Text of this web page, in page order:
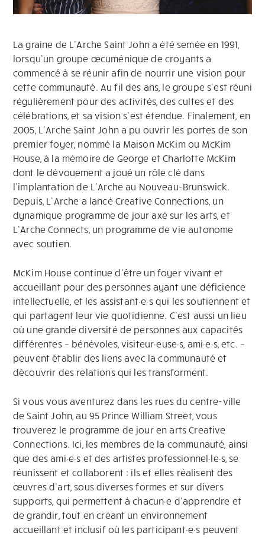
La graine de L’Arche Saint John a été semée en 1991,
lorsqu’un groupe œcuménique de croyants a
commencé à se réunir afin de nourrir une vision pour
cette communauté. Au fil des ans, le groupe s’est réuni
régulièrement pour des activités, des cultes et des
célébrations, et sa vision s’est étendue. Finalement, en
2005, L’Arche Saint John a pu ouvrir les portes de son
premier foyer, nommé la Maison McKim ou McKim
House, à la mémoire de George et Charlotte McKim
dont le dévouement a joué un rôle clé dans
l’implantation de L’Arche au Nouveau-Brunswick.
Depuis, L’Arche a lancé Creative Connections, un
dynamique programme de jour axé sur les arts, et
L’Arche Connects, un programme de vie autonome
avec soutien.
McKim House continue d’être un foyer vivant et
accueillant pour des personnes ayant une déficience
intellectuelle, et les assistant·e·s qui les soutiennent et
qui partagent leur vie quotidienne. C’est aussi un lieu
où une grande diversité de personnes aux capacités
différentes – bénévoles, visiteur·euse·s, ami·e·s, etc. –
peuvent établir des liens avec la communauté et
découvrir des relations qui les transforment.
Si vous vous aventurez dans les rues du centre-ville
de Saint John, au 95 Prince William Street, vous
trouverez le programme de jour en arts Creative
Connections. Ici, les membres de la communauté, ainsi
que des ami·e·s et des artistes professionnel·le·s, se
réunissent et collaborent : ils et elles réalisent des
œuvres d’art, sous diverses formes et sur divers
supports, qui permettent à chacun·e d’apprendre et
de grandir, tout en créant un environnement
accueillant et inclusif où les participant·e·s peuvent